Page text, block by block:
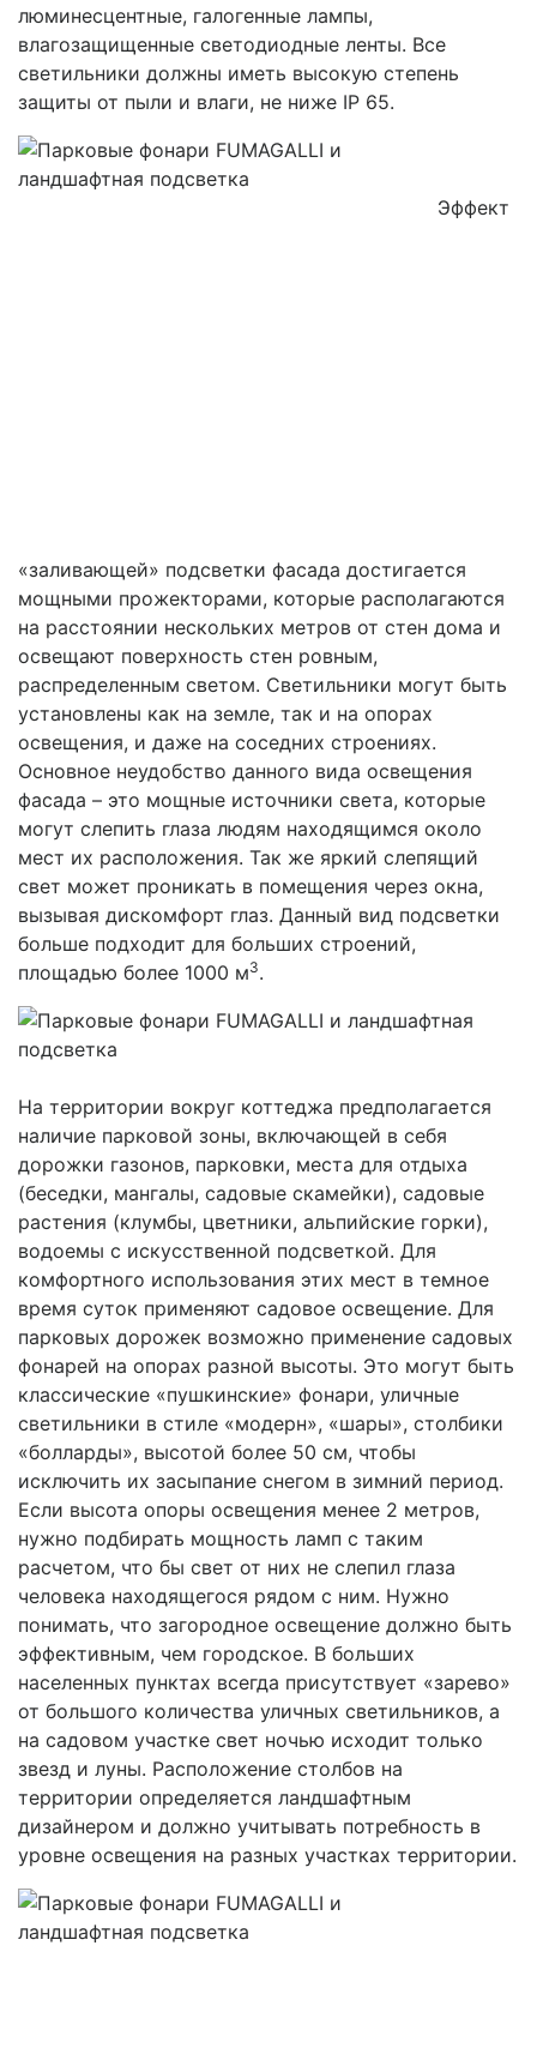
люминесцентные, галогенные лампы,
влагозащищенные светодиодные ленты. Все
светильники должны иметь высокую степень
защиты от пыли и влаги, не ниже IP 65.
Эффект
«заливающей» подсветки фасада достигается
мощными прожекторами, которые располагаются
на расстоянии нескольких метров от стен дома и
освещают поверхность стен ровным,
распределенным светом. Светильники могут быть
установлены как на земле, так и на опорах
освещения, и даже на соседних строениях.
Основное неудобство данного вида освещения
фасада – это мощные источники света, которые
могут слепить глаза людям находящимся около
мест их расположения. Так же яркий слепящий
свет может проникать в помещения через окна,
вызывая дискомфорт глаз. Данный вид подсветки
больше подходит для больших строений,
площадью более 1000 м3.
На территории вокруг коттеджа предполагается
наличие парковой зоны, включающей в себя
дорожки газонов, парковки, места для отдыха
(беседки, мангалы, садовые скамейки), садовые
растения (клумбы, цветники, альпийские горки),
водоемы с искусственной подсветкой. Для
комфортного использования этих мест в темное
время суток применяют садовое освещение. Для
парковых дорожек возможно применение садовых
фонарей на опорах разной высоты. Это могут быть
классические «пушкинские» фонари, уличные
светильники в стиле «модерн», «шары», столбики
«болларды», высотой более 50 см, чтобы
исключить их засыпание снегом в зимний период.
Если высота опоры освещения менее 2 метров,
нужно подбирать мощность ламп с таким
расчетом, что бы свет от них не слепил глаза
человека находящегося рядом с ним. Нужно
понимать, что загородное освещение должно быть
эффективным, чем городское. В больших
населенных пунктах всегда присутствует «зарево»
от большого количества уличных светильников, а
на садовом участке свет ночью исходит только
звезд и луны. Расположение столбов на
территории определяется ландшафтным
дизайнером и должно учитывать потребность в
уровне освещения на разных участках территории.